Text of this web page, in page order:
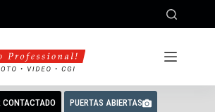
CONTACTADO PUERTAS ABIERTAS